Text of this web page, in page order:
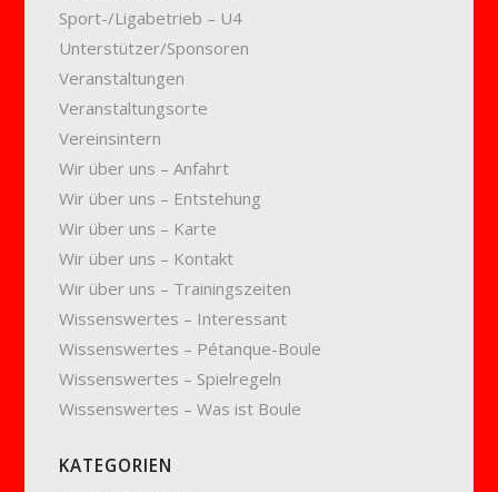
Sport-/Ligabetrieb – U4
Unterstützer/Sponsoren
Veranstaltungen
Veranstaltungsorte
Vereinsintern
Wir über uns – Anfahrt
Wir über uns – Entstehung
Wir über uns – Karte
Wir über uns – Kontakt
Wir über uns – Trainingszeiten
Wissenswertes – Interessant
Wissenswertes – Pétanque-Boule
Wissenswertes – Spielregeln
Wissenswertes – Was ist Boule
KATEGORIEN